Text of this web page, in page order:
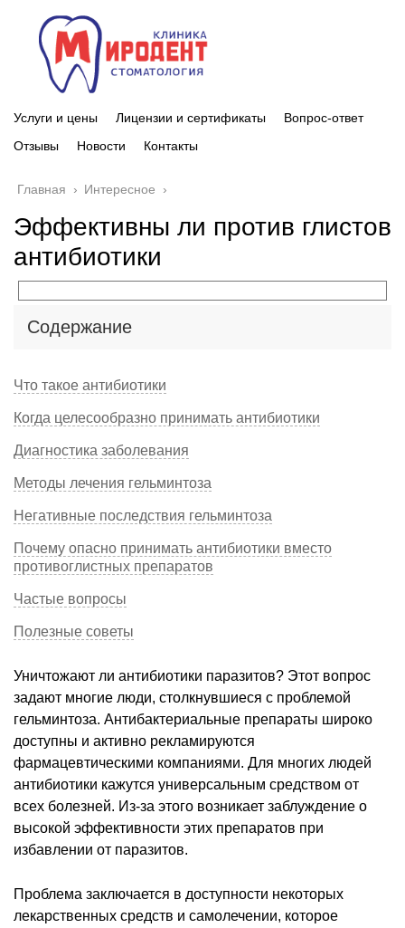
Услуги и цены Лицензии и сертификаты
Вопрос-ответ
Отзывы
Новости Контакты
Главная › Интересное ›
Эффективны ли против глистов
антибиотики
Содержание
Что такое антибиотики
Когда целесообразно принимать антибиотики
Диагностика заболевания
Методы лечения гельминтоза
Негативные последствия гельминтоза
Почему опасно принимать антибиотики вместо
противоглистных препаратов
Частые вопросы
Полезные советы
Уничтожают ли антибиотики паразитов? Этот вопрос
задают многие люди, столкнувшиеся с проблемой
гельминтоза. Антибактериальные препараты широко
доступны и активно рекламируются
фармацевтическими компаниями. Для многих людей
антибиотики кажутся универсальным средством от
всех болезней. Из-за этого возникает заблуждение о
высокой эффективности этих препаратов при
избавлении от паразитов.
Проблема заключается в доступности некоторых
лекарственных средств и самолечении, которое